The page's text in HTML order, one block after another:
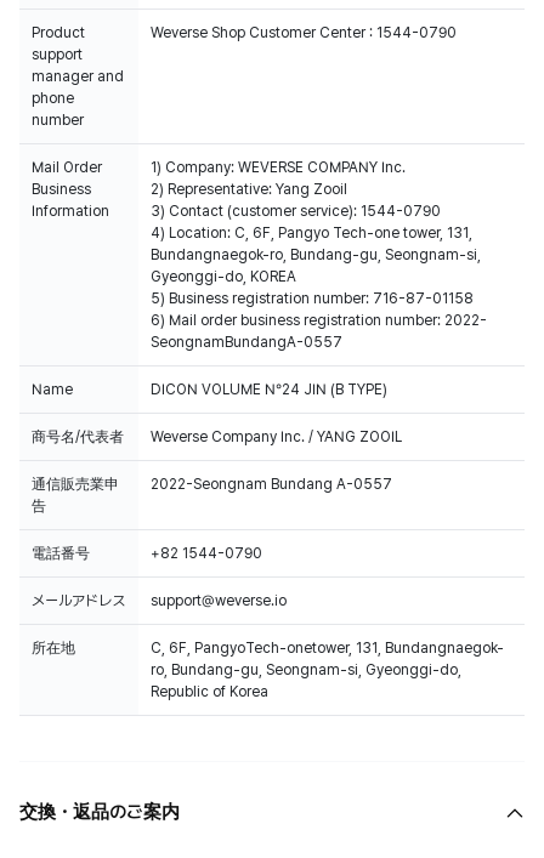
Product
support
manager and
phone
number
Weverse Shop Customer Center : 1544-0790
Mail Order
Business
Information
1) Company: WEVERSE COMPANY Inc.
2) Representative: Yang Zooil
3) Contact (customer service): 1544-0790
4) Location: C, 6F, Pangyo Tech-one tower, 131,
Bundangnaegok-ro, Bundang-gu, Seongnam-si,
Gyeonggi-do, KOREA
5) Business registration number: 716-87-01158
6) Mail order business registration number: 2022-
SeongnamBundangA-0557
Name DICON VOLUME N°24 JIN (B TYPE)
商号名/代表者 Weverse Company Inc. / YANG ZOOIL
通信販売業申
告
2022-Seongnam Bundang A-0557
電話番号 +82 1544-0790
メールアドレス support@weverse.io
所在地
C, 6F, PangyoTech-onetower, 131, Bundangnaegok-
ro, Bundang-gu, Seongnam-si, Gyeonggi-do,
Republic of Korea
交換・返品のご案内